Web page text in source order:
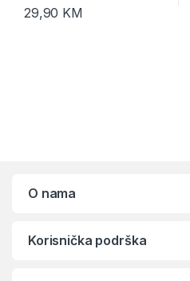
29,90 KM
O nama
Korisnička podrška